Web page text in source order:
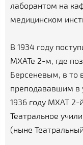
лаборантом на
медицинском
В 1934 году
МХАТе 2-м, где
Берсеневым, в то
преподававшим в
1936 году МХАТ 2-
Театральное
(ныне